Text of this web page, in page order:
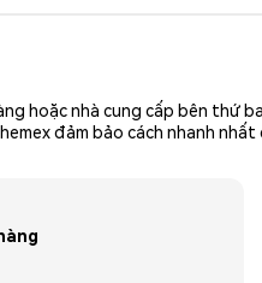
hoặc nhà cung cấp bên thứ
đảm bảo cách nhanh nhất